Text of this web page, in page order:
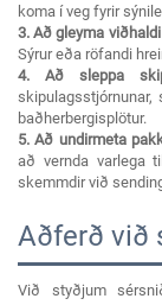
koma í veg fyrir
3. Að gleyma
Sýrur eða röfandi
4. Að sleppa
skipulagsstjórnunar,
baðherbergisplötur.
5. Að undirmeta
að vernda varlega
skemmdir við
Aðferð við
Við styðjum